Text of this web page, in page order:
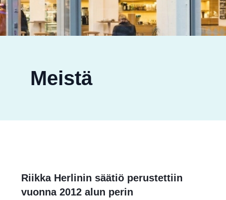
Meistä
Riikka Herlinin säätiö perustettiin
vuonna 2012 alun perin